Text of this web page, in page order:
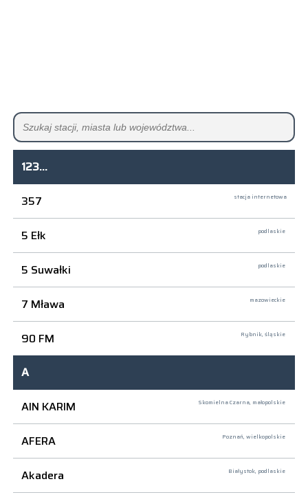
123...
357
stacja internetowa
5 Ełk podlaskie
5 Suwałki podlaskie
7 Mława mazowieckie
90 FM Rybnik, śląskie
A
AIN KARIM
Skomielna Czarna, małopolskie
AFERA Poznań, wielkopolskie
Akadera Białystok, podlaskie